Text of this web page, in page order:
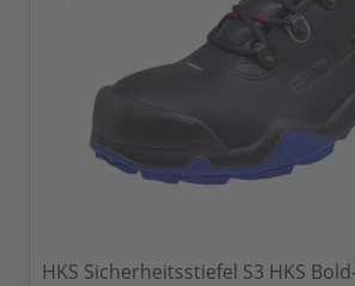
HKS Sicherheitsstiefel S3 HKS